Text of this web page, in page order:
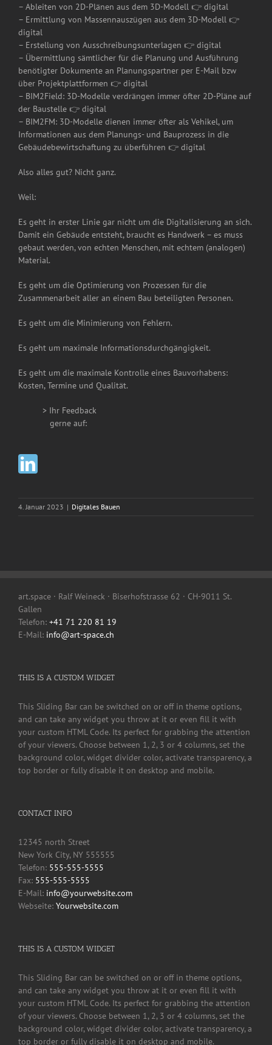
– Ableiten von 2D-Plänen aus dem 3D-Modell 👉 digital
– Ermittlung von Massennauszügen aus dem 3D-Modell 👉
digital
– Erstellung von Ausschreibungsunterlagen 👉 digital
– Übermittlung sämtlicher für die Planung und Ausführung
benötigter Dokumente an Planungspartner per E-Mail bzw
über Projektplattformen 👉 digital
– BIM2Field: 3D-Modelle verdrängen immer öfter 2D-Pläne auf
der Baustelle 👉 digital
– BIM2FM: 3D-Modelle dienen immer öfter als Vehikel, um
Informationen aus dem Planungs- und Bauprozess in die
Gebäudebewirtschaftung zu überführen 👉 digital
Also alles gut? Nicht ganz.
Weil:
Es geht in erster Linie gar nicht um die Digitalisierung an sich.
Damit ein Gebäude entsteht, braucht es Handwerk – es muss
gebaut werden, von echten Menschen, mit echtem (analogen)
Material.
Es geht um die Optimierung von Prozessen für die
Zusammenarbeit aller an einem Bau beteiligten Personen.
Es geht um die Minimierung von Fehlern.
Es geht um maximale Informationsdurchgängigkeit.
Es geht um die maximale Kontrolle eines Bauvorhabens:
Kosten, Termine und Qualität.
> Ihr Feedback
gerne auf:
4. Januar 2023 | Digitales Bauen
art.space · Ralf Weineck · Biserhofstrasse 62 · CH-9011 St.
Gallen
Telefon: +41 71 220 81 19
E-Mail: info@art-space.ch
THIS IS A CUSTOM WIDGET
This Sliding Bar can be switched on or off in theme options,
and can take any widget you throw at it or even fill it with
your custom HTML Code. Its perfect for grabbing the attention
of your viewers. Choose between 1, 2, 3 or 4 columns, set the
background color, widget divider color, activate transparency, a
top border or fully disable it on desktop and mobile.
CONTACT INFO
12345 north Street
New York City, NY 555555
Telefon: 555-555-5555
Fax: 555-555-5555
E-Mail: info@yourwebsite.com
Webseite: Yourwebsite.com
THIS IS A CUSTOM WIDGET
This Sliding Bar can be switched on or off in theme options,
and can take any widget you throw at it or even fill it with
your custom HTML Code. Its perfect for grabbing the attention
of your viewers. Choose between 1, 2, 3 or 4 columns, set the
background color, widget divider color, activate transparency, a
top border or fully disable it on desktop and mobile.